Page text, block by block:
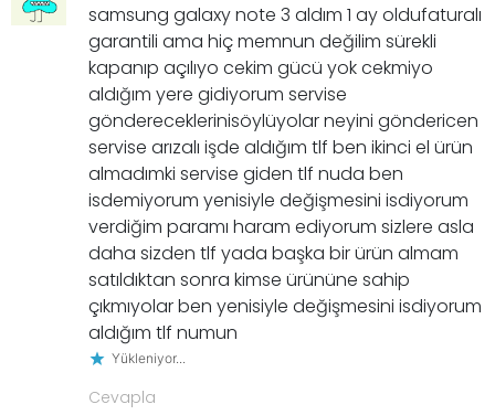
samsung galaxy note 3 aldım 1 ay oldufaturalı
garantili ama hiç memnun değilim sürekli
kapanıp açılıyo cekim gücü yok cekmiyo
aldığım yere gidiyorum servise
göndereceklerinisöylüyolar neyini göndericen
servise arızalı işde aldığım tlf ben ikinci el ürün
almadımki servise giden tlf nuda ben
isdemiyorum yenisiyle değişmesini isdiyorum
verdiğim paramı haram ediyorum sizlere asla
daha sizden tlf yada başka bir ürün almam
satıldıktan sonra kimse ürününe sahip
çıkmıyolar ben yenisiyle değişmesini isdiyorum
aldığım tlf numun
Yükleniyor...
Cevapla